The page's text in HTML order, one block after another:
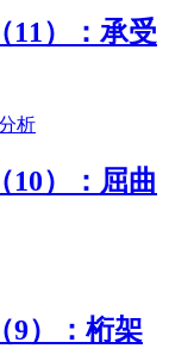
11）：承受
10）：屈曲
9）：桁架